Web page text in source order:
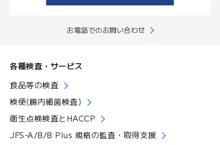
お電話でのお問い合わせ
各種検査・サービス
食品等の検査
検便(腸内細菌検査)
衛生点検検査とHACCP
JFS-A/B/B Plus 規格の監査・取得支援